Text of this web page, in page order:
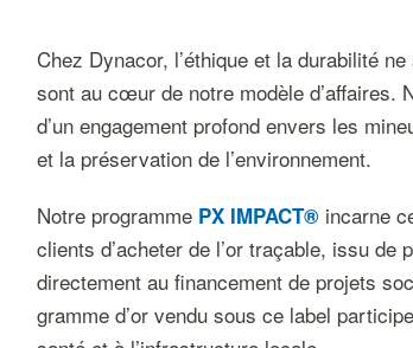
Chez Dynacor, l’éthique et la durabilité
sont au cœur de notre modèle d’affaires.
d’un engagement profond envers les
et la préservation de l’environnement.
Notre programme PX IMPACT® incarne
clients d’acheter de l’or traçable, issu
directement au financement de projets
gramme d’or vendu sous ce label